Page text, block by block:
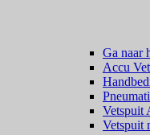
Ga naar
Accu
Vetspuit
Vetspuit